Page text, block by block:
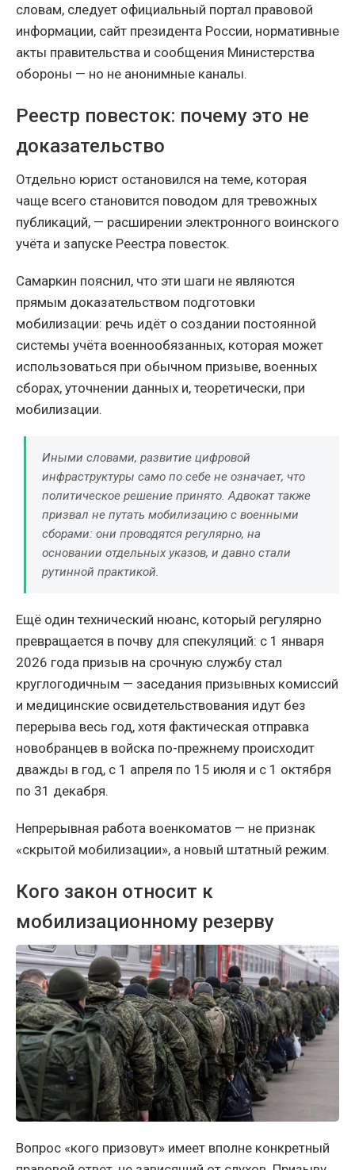
словам, следует официальный портал правовой
информации, сайт президента России, нормативные
акты правительства и сообщения Министерства
обороны — но не анонимные каналы.
Реестр повесток: почему это не
доказательство
Отдельно юрист остановился на теме, которая
чаще всего становится поводом для тревожных
публикаций, — расширении электронного воинского
учёта и запуске Реестра повесток.
Самаркин пояснил, что эти шаги не являются
прямым доказательством подготовки
мобилизации: речь идёт о создании постоянной
системы учёта военнообязанных, которая может
использоваться при обычном призыве, военных
сборах, уточнении данных и, теоретически, при
мобилизации.
Иными словами, развитие цифровой
инфраструктуры само по себе не означает, что
политическое решение принято. Адвокат также
призвал не путать мобилизацию с военными
сборами: они проводятся регулярно, на
основании отдельных указов, и давно стали
рутинной практикой.
Ещё один технический нюанс, который регулярно
превращается в почву для спекуляций: с 1 января
2026 года призыв на срочную службу стал
круглогодичным — заседания призывных комиссий
и медицинские освидетельствования идут без
перерыва весь год, хотя фактическая отправка
новобранцев в войска по-прежнему происходит
дважды в год, с 1 апреля по 15 июля и с 1 октября
по 31 декабря.
Непрерывная работа военкоматов — не признак
«скрытой мобилизации», а новый штатный режим.
Кого закон относит к
мобилизационному резерву
Вопрос «кого призовут» имеет вполне конкретный